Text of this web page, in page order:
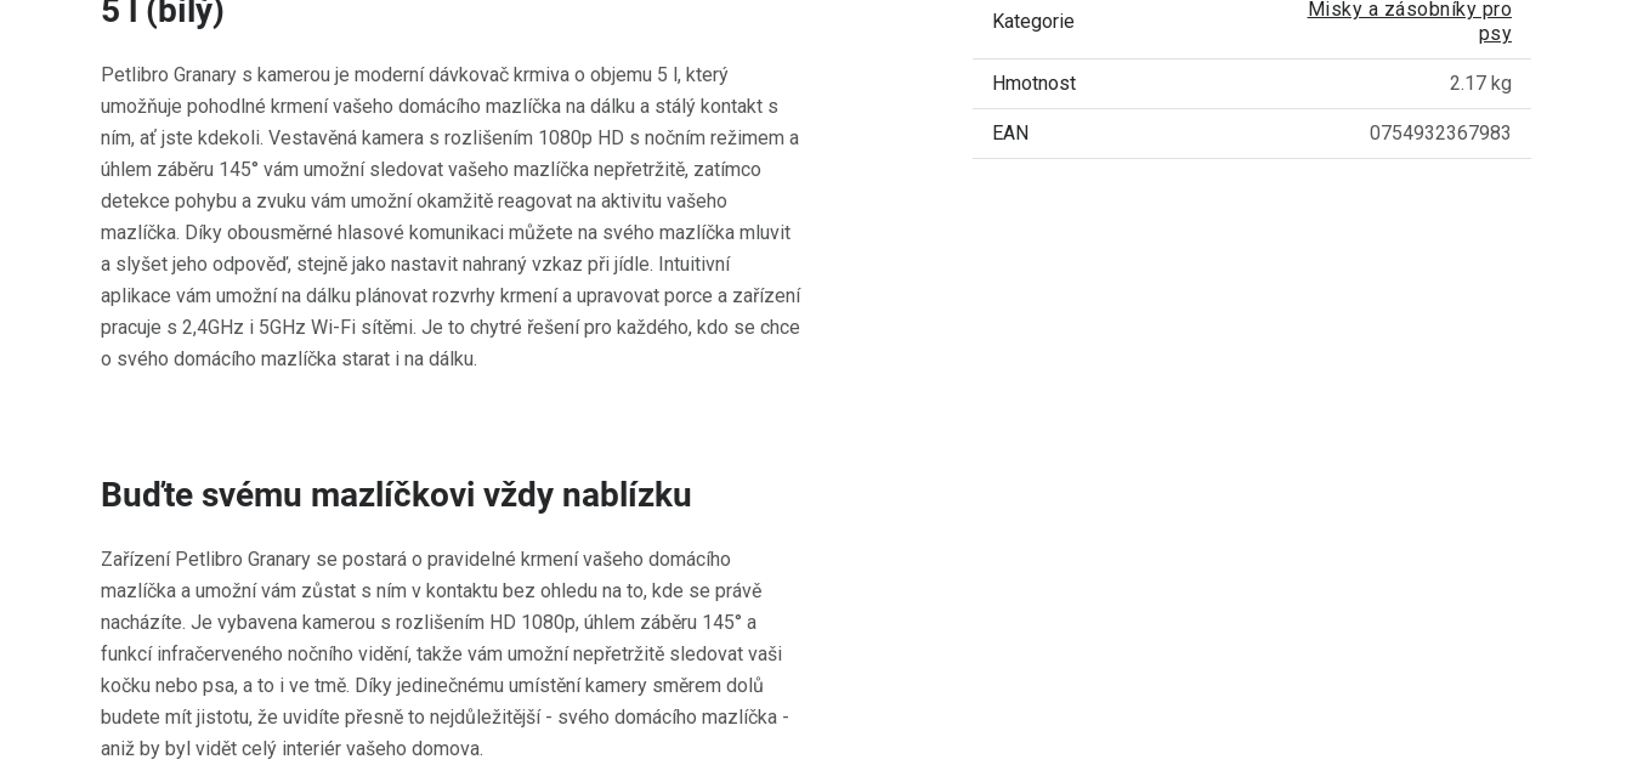
5 l (bílý)
Petlibro Granary s kamerou je moderní dávkovač krmiva o objemu 5 l, který
umožňuje pohodlné krmení vašeho domácího mazlíčka na dálku a stálý kontakt s
ním, ať jste kdekoli. Vestavěná kamera s rozlišením 1080p HD s nočním režimem a
úhlem záběru 145° vám umožní sledovat vašeho mazlíčka nepřetržitě, zatímco
detekce pohybu a zvuku vám umožní okamžitě reagovat na aktivitu vašeho
mazlíčka. Díky obousměrné hlasové komunikaci můžete na svého mazlíčka mluvit
a slyšet jeho odpověď, stejně jako nastavit nahraný vzkaz při jídle. Intuitivní
aplikace vám umožní na dálku plánovat rozvrhy krmení a upravovat porce a zařízení
pracuje s 2,4GHz i 5GHz Wi-Fi sítěmi. Je to chytré řešení pro každého, kdo se chce
o svého domácího mazlíčka starat i na dálku.
Buďte svému mazlíčkovi vždy nablízku
Zařízení Petlibro Granary se postará o pravidelné krmení vašeho domácího
mazlíčka a umožní vám zůstat s ním v kontaktu bez ohledu na to, kde se právě
nacházíte. Je vybavena kamerou s rozlišením HD 1080p, úhlem záběru 145° a
funkcí infračerveného nočního vidění, takže vám umožní nepřetržitě sledovat vaši
kočku nebo psa, a to i ve tmě. Díky jedinečnému umístění kamery směrem dolů
budete mít jistotu, že uvidíte přesně to nejdůležitější - svého domácího mazlíčka -
aniž by byl vidět celý interiér vašeho domova.
Kategorie
Misky a zásobníky pro
psy
Hmotnost 2.17 kg
EAN 0754932367983